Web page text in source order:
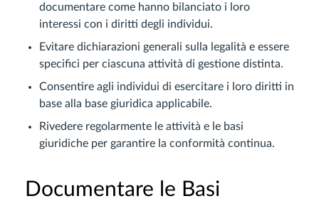
documentare come hanno bilanciato i loro
interessi con i diritti degli individui.
Evitare dichiarazioni generali sulla legalità e essere
specifici per ciascuna attività di gestione distinta.
Consentire agli individui di esercitare i loro diritti in
base alla base giuridica applicabile.
Rivedere regolarmente le attività e le basi
giuridiche per garantire la conformità continua.
Documentare le Basi